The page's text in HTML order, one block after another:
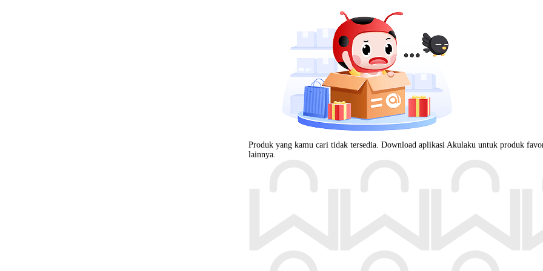
Produk yang kamu cari tidak tersedia. Download aplikasi Akulaku untuk produk
lainnya.